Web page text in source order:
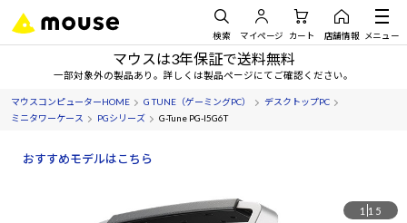
検索 マイページ カート 店舗情報 メニュー
マウスは3年保証で送料無料
一部対象外の製品あり。詳しくは製品ページにてご確認ください。
マウスコンピューターHOME G TUNE（ゲーミングPC）
デスクトップPC
ミニタワーケース
PGシリーズ G-Tune PG-I5G6T
おすすめモデルはこちら
1 15